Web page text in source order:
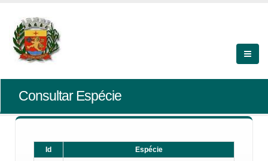
Consultar Espécie
Id
Espécie